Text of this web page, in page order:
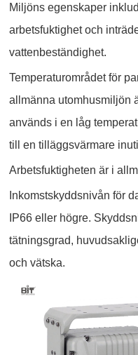
Miljöns egenskaper
arbetsfuktighet och
vattenbeständighet.
Temperaturområdet för
allmänna utomhusmiljön
används i en låg
till en tilläggsvärmare
Arbetsfuktigheten är i
Inkomstskyddsnivån för
IP66 eller högre.
tätningsgrad,
och vätska.